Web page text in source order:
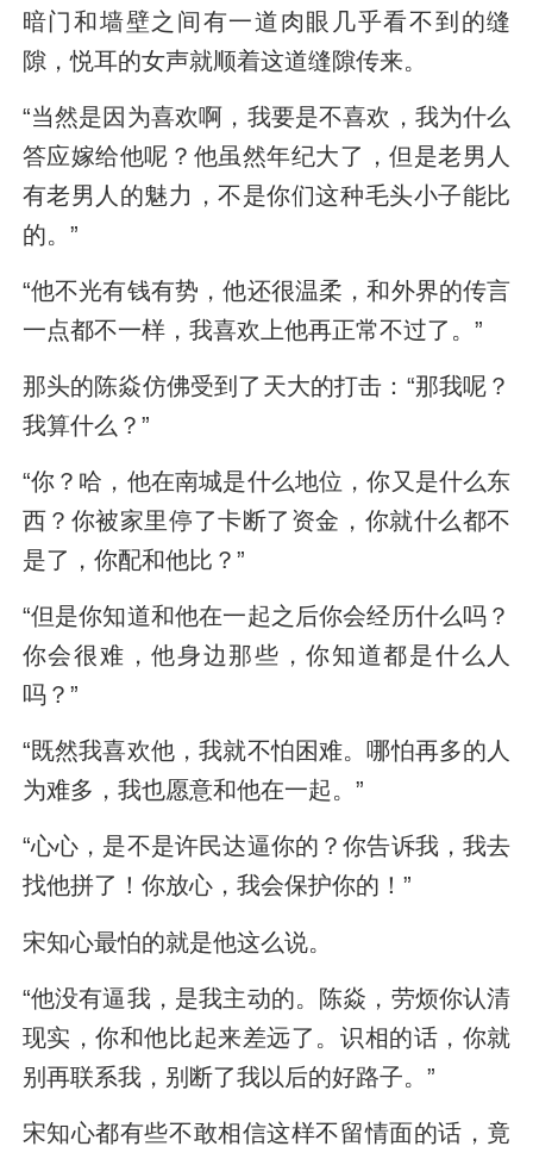
暗门和墙壁之间有一道肉眼几乎看不到的缝
隙，悦耳的女声就顺着这道缝隙传来。
“当然是因为喜欢啊，我要是不喜欢，我为什么
答应嫁给他呢？他虽然年纪大了，但是老男人
有老男人的魅力，不是你们这种毛头小子能比
的。”
“他不光有钱有势，他还很温柔，和外界的传言
一点都不一样，我喜欢上他再正常不过了。”
那头的陈焱仿佛受到了天大的打击：“那我呢？
我算什么？”
“你？哈，他在南城是什么地位，你又是什么东
西？你被家里停了卡断了资金，你就什么都不
是了，你配和他比？”
“但是你知道和他在一起之后你会经历什么吗？
你会很难，他身边那些，你知道都是什么人
吗？”
“既然我喜欢他，我就不怕困难。哪怕再多的人
为难多，我也愿意和他在一起。”
“心心，是不是许民达逼你的？你告诉我，我去
找他拼了！你放心，我会保护你的！”
宋知心最怕的就是他这么说。
“他没有逼我，是我主动的。陈焱，劳烦你认清
现实，你和他比起来差远了。识相的话，你就
别再联系我，别断了我以后的好路子。”
宋知心都有些不敢相信这样不留情面的话，竟